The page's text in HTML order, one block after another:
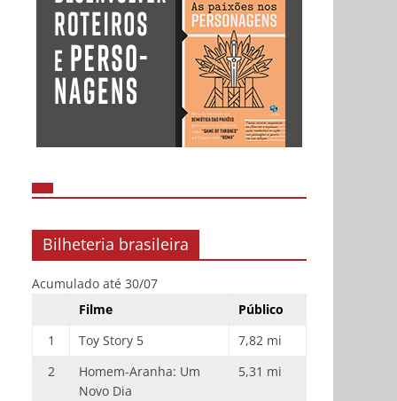
Bilheteria brasileira
Acumulado até 30/07
Filme
Público
1
Toy Story 5
7,82 mi
2
Homem-Aranha: Um
Novo Dia
5,31 mi